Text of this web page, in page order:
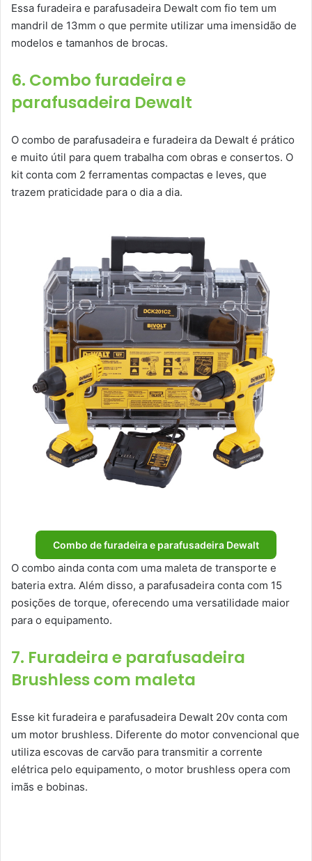
Essa furadeira e parafusadeira Dewalt com fio tem um
mandril de 13mm o que permite utilizar uma imensidão de
modelos e tamanhos de brocas.
6. Combo furadeira e
parafusadeira Dewalt
O combo de parafusadeira e furadeira da Dewalt é prático
e muito útil para quem trabalha com obras e consertos. O
kit conta com 2 ferramentas compactas e leves, que
trazem praticidade para o dia a dia.
Combo de furadeira e parafusadeira Dewalt
O combo ainda conta com uma maleta de transporte e
bateria extra. Além disso, a parafusadeira conta com 15
posições de torque, oferecendo uma versatilidade maior
para o equipamento.
7. Furadeira e parafusadeira
Brushless com maleta
Esse kit furadeira e parafusadeira Dewalt 20v conta com
um motor brushless. Diferente do motor convencional que
utiliza escovas de carvão para transmitir a corrente
elétrica pelo equipamento, o motor brushless opera com
imãs e bobinas.